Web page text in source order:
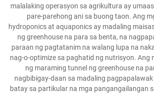
malalaking operasyon sa agrikultura ay
pare-parehong ani sa buong taon. Ang
hydroponics at aquaponics ay madaling
ng greenhouse na para sa benta, na
paraan ng pagtatanim na walang lupa na
nag-o-optimize sa paghatid ng nutrisyon. Ang
ng maraming tunnel ng greenhouse na
nagbibigay-daan sa madaling
batay sa partikular na mga pangangailangan